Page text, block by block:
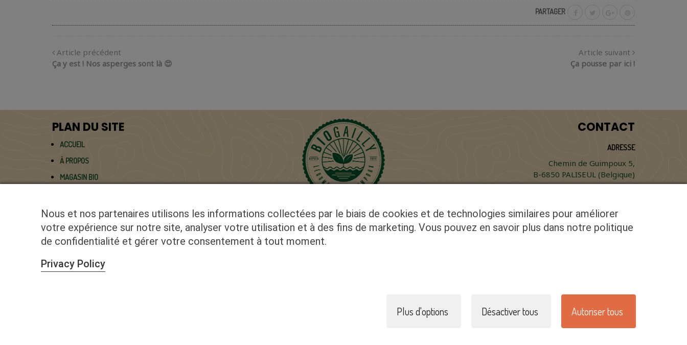
PARTAGER
Article précédent
Ça y est ! Nos asperges sont là 😍
Article suivant
Ça pousse par ici !
PLAN DU SITE
ACCUEIL
À PROPOS
MAGASIN BIO
ASPERGES BIO
BLOG
CONTACT
Exploitation suivie par un organisme de
certification BIO, avec l'amour de la terre et du
CONTACT
ADRESSE
Chemin de Guimpoux 5,
B-6850 PALISEUL (Belgique)
+32 474 43 51 09
MAIL
Mentions légales
Nous et nos partenaires utilisons les informations collectées par le biais de cookies et de technologies similaires pour améliorer
votre expérience sur notre site, analyser votre utilisation et à des fins de marketing. Vous pouvez en savoir plus dans notre politique
de confidentialité et gérer votre consentement à tout moment.
Privacy Policy
Plus d'options Désactiver tous Autoriser tous